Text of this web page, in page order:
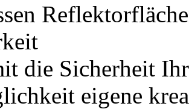
die Sicherheit
eigene